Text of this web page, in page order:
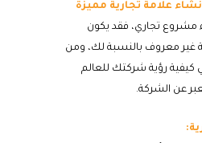
علامة تجارية مميزة
مشروع تجاري، فقد يكون
غير معروف بالنسبة لك، ومن
كيفية رؤية شركتك للعالم
عن الشركة.